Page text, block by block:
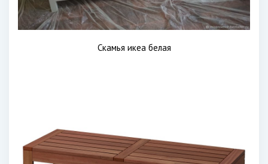
Скамья икеа белая